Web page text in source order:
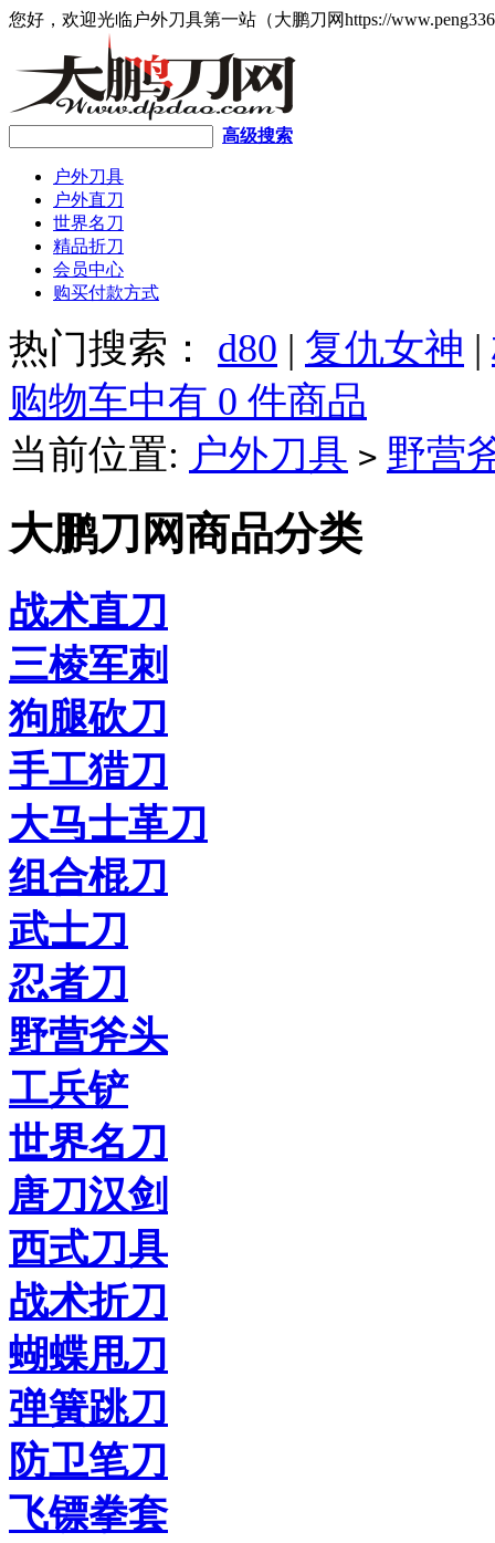
您好，欢迎光临户外刀具第一站（大鹏刀网https://
高级搜索
户外刀具
户外直刀
世界名刀
精品折刀
会员中心
购买付款方式
热门搜索： d80 | 复仇女神 |
购物车中有 0 件商品
当前位置: 户外刀具 > 野营
大鹏刀网商品分类
战术直刀
三棱军刺
狗腿砍刀
手工猎刀
大马士革刀
组合棍刀
武士刀
忍者刀
野营斧头
工兵铲
世界名刀
唐刀汉剑
西式刀具
战术折刀
蝴蝶甩刀
弹簧跳刀
防卫笔刀
飞镖拳套